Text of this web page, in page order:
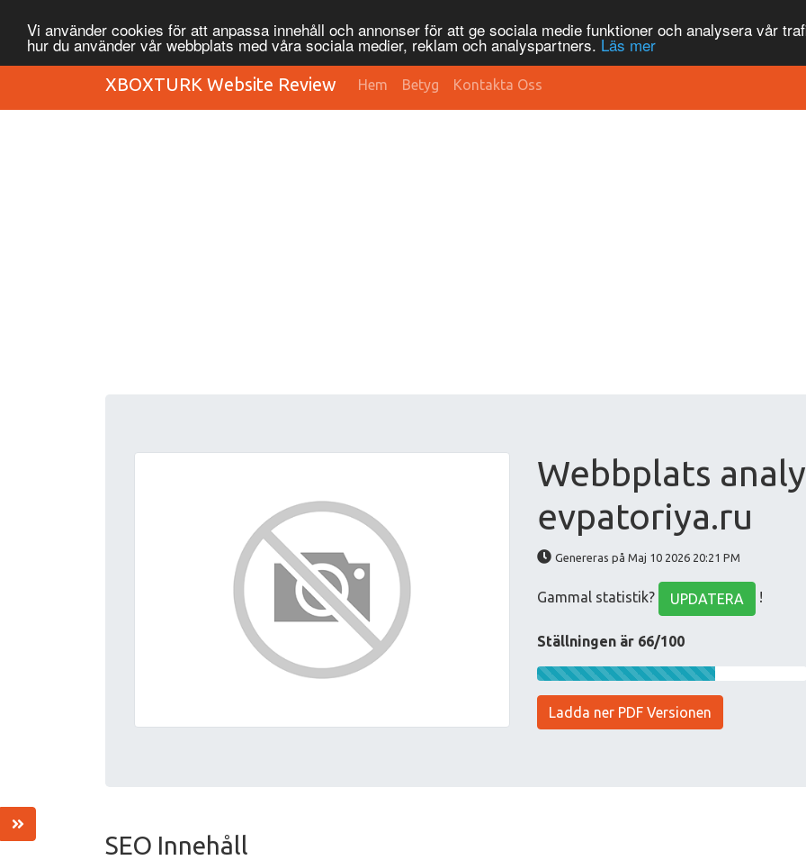
Vi använder cookies för att anpassa innehåll och annonser för att ge sociala medie funktioner och analysera vår
hur du använder vår webbplats med våra sociala medier, reklam och analyspartners. Läs mer
XBOXTURK Website Review Hem Betyg Kontakta Oss
Webbplats
evpatoriya.ru
Genereras på Maj 10 2026 20:21 PM
Gammal statistik? UPDATERA !
Ställningen är 66/100
Ladda ner PDF Versionen
SEO Innehåll